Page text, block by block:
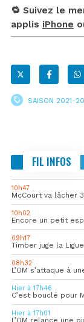
🔁 Suivez le
applis iPhone
SAISON 2021-
FIL INFOS
10h47
McCourt va lâcher
10h02
Encore un petit
09h17
Timber juge la
08h32
Hier à 17h46
C’est bouclé pour
Hier à 17h01
L’OM relance une